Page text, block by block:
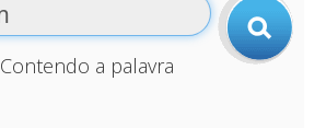
Contendo a palavra